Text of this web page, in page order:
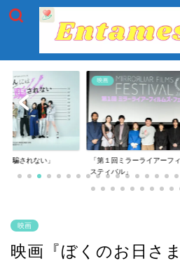
は騙されない」
映画
「第１回ミラーライアーフ
スティバル」
映画
映画『ぼくのお日さ